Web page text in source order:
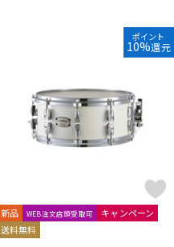
ポイント
10%還元
新品 WEB注文店頭受取可
キャンペーン
送料無料